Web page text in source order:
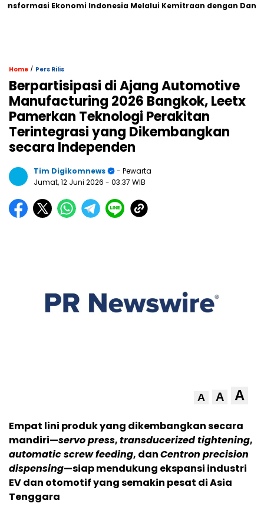
Ekonomi Indonesia Melalui Kemitraan dengan
Home / Pers Rilis
Berpartisipasi di Ajang Automotive
Manufacturing 2026 Bangkok, Leetx
Pamerkan Teknologi Perakitan
Terintegrasi yang Dikembangkan
secara Independen
Tim Digikomnews
- Pewarta
Jumat, 12 Juni 2026 - 03:37 WIB
A A A
Empat lini produk yang dikembangkan secara
mandiri—servo press,transducerized tightening,
automatic screw feeding, danCentron precision
dispensing—siap mendukung ekspansi industri
EV dan otomotif yang semakin pesat di Asia
Tenggara